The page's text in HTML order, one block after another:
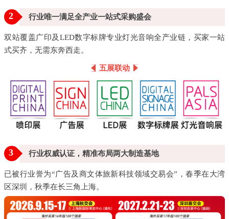
2 行业唯一满足全产业一站式采购盛会
双站覆盖广印及LED数字标牌专业灯光音响全产业链，买家一站
式买齐，无需东奔西走。
五展联动
3 行业权威认证，精准布局两大制造基地
已被行业誉为“广告及商文体旅新科技领域交易会”，春季在大湾
区深圳，秋季在长三角上海。